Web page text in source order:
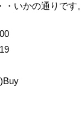
いかの通りです。